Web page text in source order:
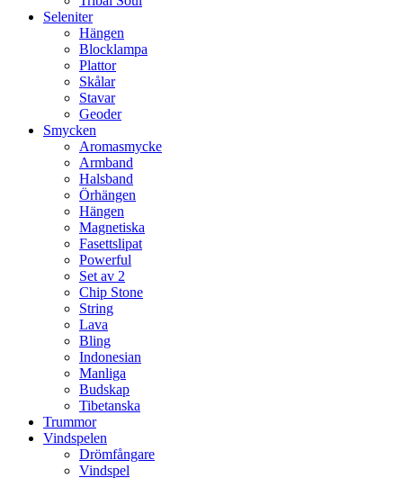
Seleniter
Hängen
Blocklampa
Plattor
Skålar
Stavar
Geoder
Smycken
Aromasmycke
Armband
Halsband
Örhängen
Hängen
Magnetiska
Fasettslipat
Powerful
Set av 2
Chip Stone
String
Lava
Bling
Indonesian
Manliga
Budskap
Tibetanska
Trummor
Vindspelen
Drömfångare
Vindspel